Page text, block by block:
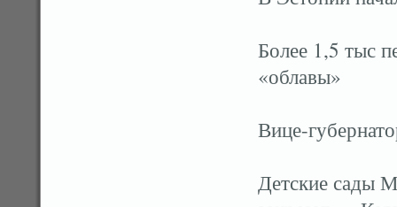
Более 1,5 тыс
«облавы»
Вице-
Детские сады